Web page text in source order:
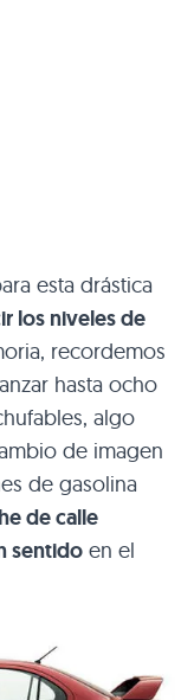
esta drástica
los niveles de
recordemos
hasta ocho
algo
de imagen
de gasolina
de calle
sentido en el